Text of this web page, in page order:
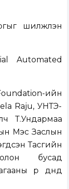
шилжүүлэн
Automated
ийн
Raju, УНТЭ-
Т.Ундармаа
Мэс Заслын
Тасгийн
бусад
үр дүнд